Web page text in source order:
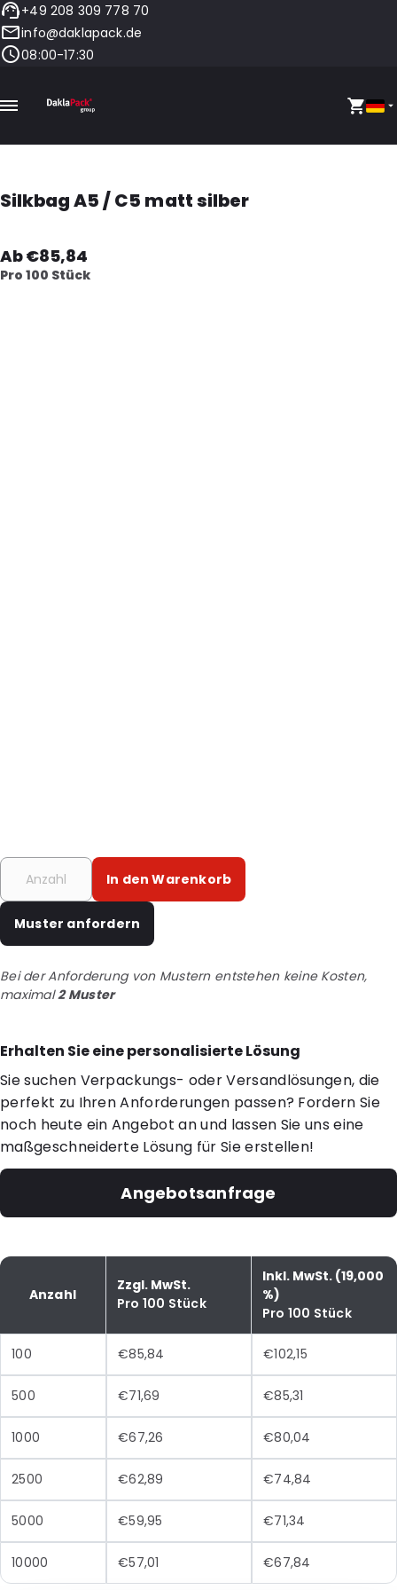
+49 208 309 778 70
info@daklapack.de
08:00-17:30
Silkbag A5 / C5 matt silber
Ab €85,84
Pro 100 Stück
In den Warenkorb
Muster anfordern
Bei der Anforderung von Mustern entstehen keine Kosten,
maximal2 Muster
Erhalten Sie eine personalisierte Lösung
Sie suchen Verpackungs- oder Versandlösungen, die
perfekt zu Ihren Anforderungen passen? Fordern Sie
noch heute ein Angebot an und lassen Sie uns eine
maßgeschneiderte Lösung für Sie erstellen!
Angebotsanfrage
Anzahl
Zzgl. MwSt.
Pro 100 Stück
Inkl. MwSt. (19,000
%)
Pro 100 Stück
100 €85,84 €102,15
500 €71,69 €85,31
1000 €67,26 €80,04
2500 €62,89 €74,84
5000 €59,95 €71,34
10000 €57,01 €67,84